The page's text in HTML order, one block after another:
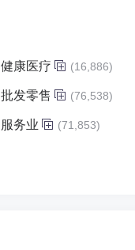
健康医疗 (16,886)
批发零售 (76,538)
服务业 (71,853)